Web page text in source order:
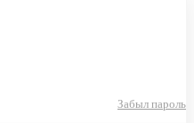
Забыл пароль